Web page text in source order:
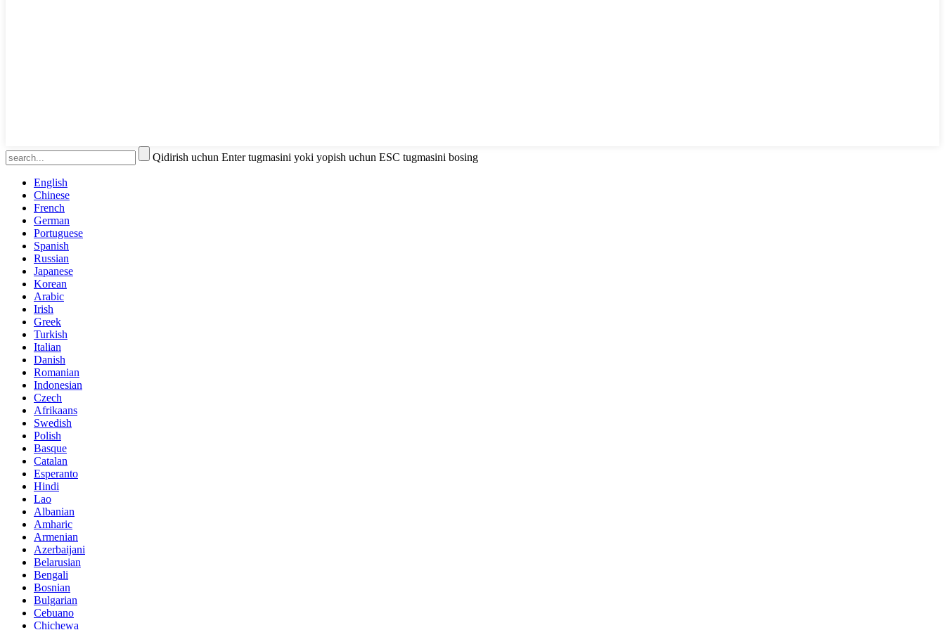
Qidirish uchun Enter tugmasini yoki yopish uchun ESC tugmasini bosing
English
Chinese
French
German
Portuguese
Spanish
Russian
Japanese
Korean
Arabic
Irish
Greek
Turkish
Italian
Danish
Romanian
Indonesian
Czech
Afrikaans
Swedish
Polish
Basque
Catalan
Esperanto
Hindi
Lao
Albanian
Amharic
Armenian
Azerbaijani
Belarusian
Bengali
Bosnian
Bulgarian
Cebuano
Chichewa